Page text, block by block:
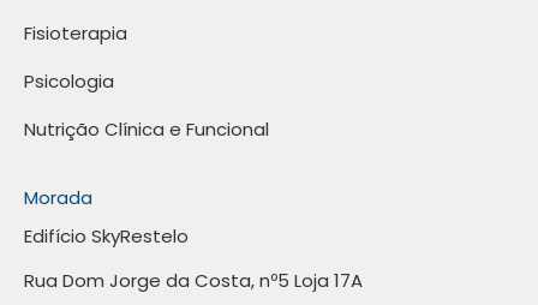
Fisioterapia
Psicologia
Nutrição Clínica e Funcional
Morada
Edifício SkyRestelo
Rua Dom Jorge da Costa, nº5 Loja 17A